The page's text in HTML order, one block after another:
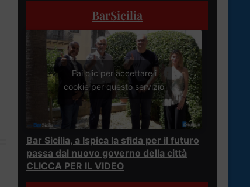
BarSicilia
Fai clic per accettare i
cookie per questo servizio
Bar Sicilia, a Ispica la sfida per il futuro
passa dal nuovo governo della città
CLICCA PER IL VIDEO